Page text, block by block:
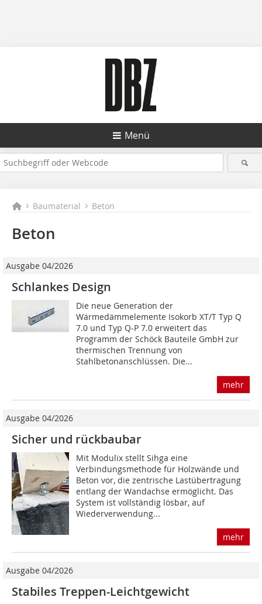
Menü
Baumaterial Beton
Beton
Ausgabe 04/2026
Schlankes Design
Die neue Generation der
Wärmedämmelemente Isokorb XT/T Typ Q
7.0 und Typ Q-P 7.0 erweitert das
Programm der Schöck Bauteile GmbH zur
thermischen Trennung von
Stahlbetonanschlüssen. Die...
mehr
Ausgabe 04/2026
Sicher und rückbaubar
Mit Modulix stellt Sihga eine
Verbindungsmethode für Holzwände und
Beton vor, die zentrische Lastübertragung
entlang der Wandachse ermöglicht. Das
System ist vollständig lösbar, auf
Wiederverwendung...
mehr
Ausgabe 04/2026
Stabiles Treppen-Leichtgewicht